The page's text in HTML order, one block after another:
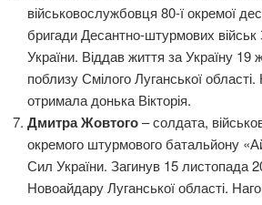
військовослужбовця 80-ї окремої
бригади Десантно-штурмових
України. Віддав життя за Україну 19
поблизу Смілого Луганської
отримала донька Вікторія.
Дмитра Жовтого– солдата,
окремого штурмового батальйону
Сил України. Загинув 15 листопада
Новоайдару Луганської області.